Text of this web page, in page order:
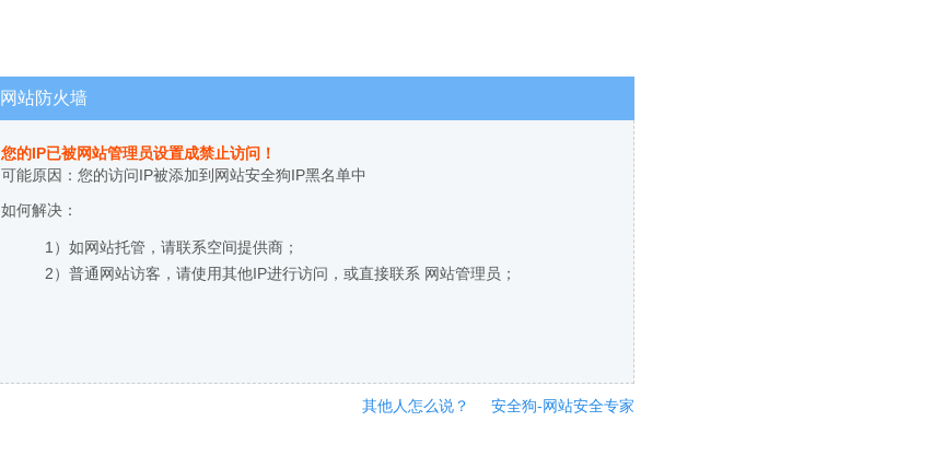
网站防火墙
您的IP已被网站管理员设置成禁止访问！
可能原因：您的访问IP被添加到网站安全狗IP黑名单中
如何解决：
1）如网站托管，请联系空间提供商；
2）普通网站访客，请使用其他IP进行访问，或直接联系 网站管理员；
其他人怎么说？ 安全狗-网站安全专家